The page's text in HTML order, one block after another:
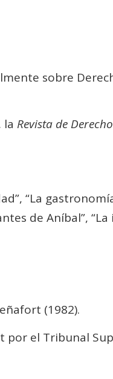
sobre
la Revista de
“La
de Aníbal”,
(1982).
por el Tribunal